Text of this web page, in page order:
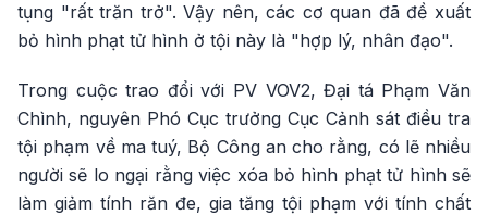
tụng "rất trăn trở". Vậy nên, các cơ quan đã đề xuất
bỏ hình phạt tử hình ở tội này là "hợp lý, nhân đạo".
Trong cuộc trao đổi với PV VOV2, Đại tá Phạm Văn
Chình, nguyên Phó Cục trưởng Cục Cảnh sát điều tra
tội phạm về ma tuý, Bộ Công an cho rằng, có lẽ nhiều
người sẽ lo ngại rằng việc xóa bỏ hình phạt tử hình sẽ
làm giảm tính răn đe, gia tăng tội phạm với tính chất